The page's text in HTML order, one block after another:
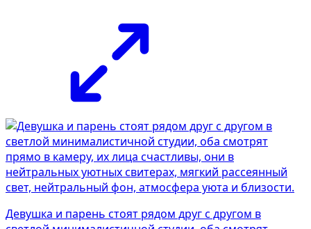
Девушка и парень стоят рядом друг с другом в